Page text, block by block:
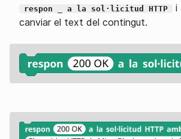
respon _ a la sol·licitud HTTP
i
canviar el text del contingut.